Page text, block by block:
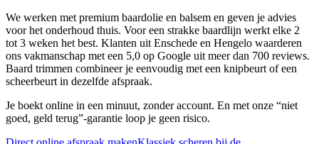
We werken met premium baardolie en balsem en geven je advies
voor het onderhoud thuis. Voor een strakke baardlijn werkt elke 2
tot 3 weken het best. Klanten uit Enschede en Hengelo waarderen
ons vakmanschap met een 5,0 op Google uit meer dan 700 reviews.
Baard trimmen combineer je eenvoudig met een knipbeurt of een
scheerbeurt in dezelfde afspraak.
Je boekt online in een minuut, zonder account. En met onze “niet
goed, geld terug”-garantie loop je geen risico.